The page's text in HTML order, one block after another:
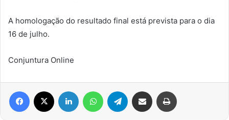
A homologação do resultado final está prevista para o dia
16 de julho.
Conjuntura Online
Facebook Linkedin WhatsAppTelegram Compartilhar via e-mail